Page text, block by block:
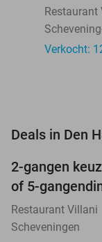
Restaurant
Verkocht:
Deals in Den
2-gangen
of 5-
Restaurant Villani
Scheveningen